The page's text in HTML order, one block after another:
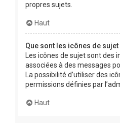
propres sujets.
Haut
Que sont les icônes de sujet
Les icônes de sujet sont des
associées à des messages
La possibilité d’utiliser des
permissions définies par
Haut